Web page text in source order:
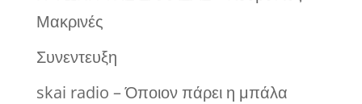
Μακρινές
Συνεντευξη
skai radio – Όποιον πάρει η μπάλα